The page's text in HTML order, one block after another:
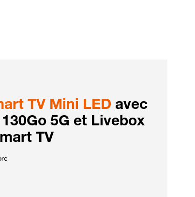
TV Mini LED avec
5G et Livebox
TV